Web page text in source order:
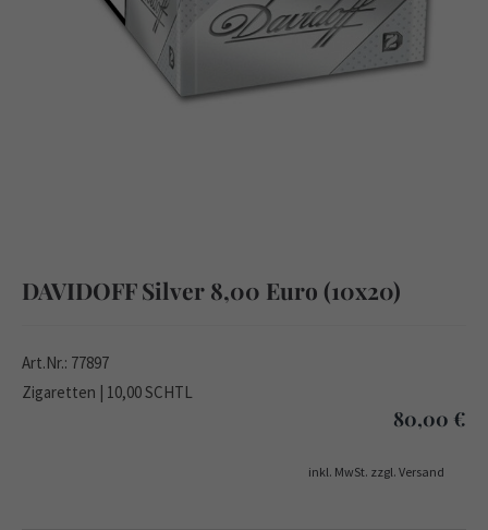
DAVIDOFF Silver 8,00 Euro (10x20)
Art.Nr.: 77897
Zigaretten | 10,00 SCHTL
80,00 €
inkl. MwSt. zzgl. Versand